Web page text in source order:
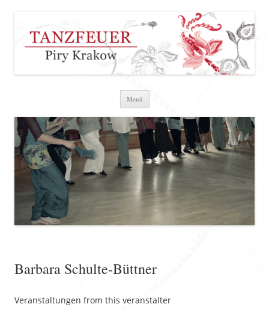
Menü
Barbara Schulte-Büttner
Veranstaltungen from this veranstalter